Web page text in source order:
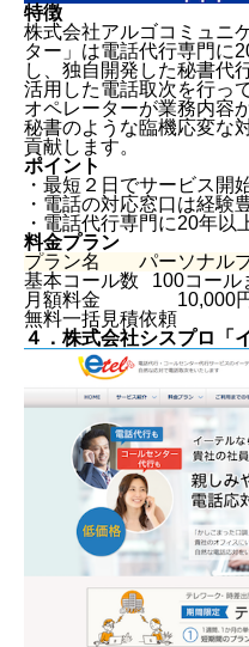
特徴
株式会社アルゴコミュニ
ター」は電話代行専門に
し、独自開発した秘書代
活用した電話取次を行っ
オペレーターが業務内容
秘書のような臨機応変な
貢献します。
ポイント
・最短２日でサービス開
・電話の対応窓口は経験
・電話代行専門に20年以
料金プラン
プラン名
パーソナル
基本コール数
100コール
月額料金
10,000
無料一括見積依頼
４．株式会社シスプロ「